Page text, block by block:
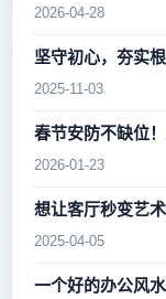
2026-04-28
2025-11-03
春节安防不缺位
2026-01-23
想让客厅秒变艺
2025-04-05
一个好的办公风